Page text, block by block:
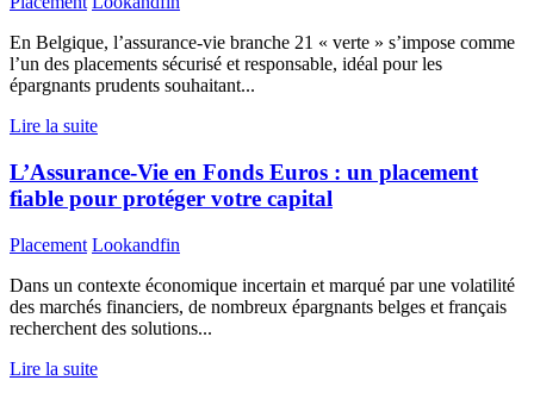
En Belgique, l’assurance-vie branche 21 « verte » s’impose comme
l’un des placements sécurisé et responsable, idéal pour les
épargnants prudents souhaitant...
Lire la suite
L’Assurance-Vie en Fonds Euros : un placement
fiable pour protéger votre capital
Placement Lookandfin
Dans un contexte économique incertain et marqué par une volatilité
des marchés financiers, de nombreux épargnants belges et français
recherchent des solutions...
Lire la suite